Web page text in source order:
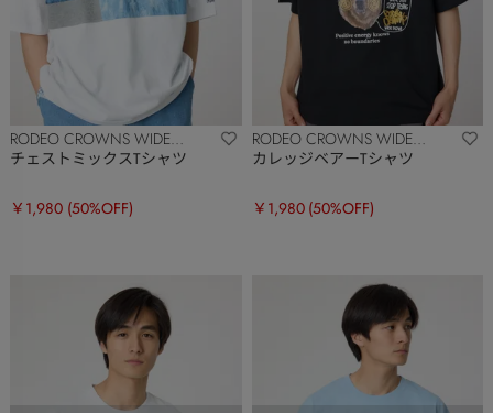
RODEO CROWNS WIDE
BOWL
チェストミックスTシャツ
￥1,980 (50%OFF)
RODEO CROWNS WIDE
BOWL
カレッジベアーTシャツ
￥1,980 (50%OFF)